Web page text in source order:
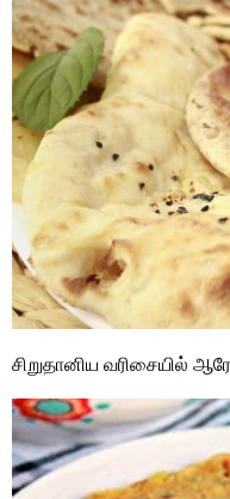
சிறுதானிய வரிசையில்